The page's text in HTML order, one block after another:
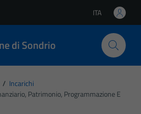
Lingua attiva:
ITA
di Sondrio
/ Incarichi
Patrimonio, Programmazione E